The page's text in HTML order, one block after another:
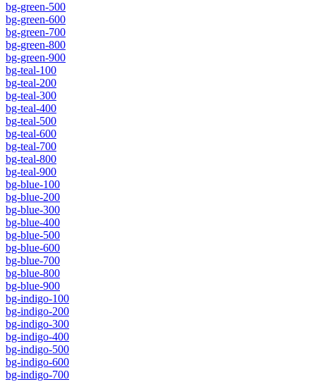
bg-green-500
bg-green-600
bg-green-700
bg-green-800
bg-green-900
bg-teal-100
bg-teal-200
bg-teal-300
bg-teal-400
bg-teal-500
bg-teal-600
bg-teal-700
bg-teal-800
bg-teal-900
bg-blue-100
bg-blue-200
bg-blue-300
bg-blue-400
bg-blue-500
bg-blue-600
bg-blue-700
bg-blue-800
bg-blue-900
bg-indigo-100
bg-indigo-200
bg-indigo-300
bg-indigo-400
bg-indigo-500
bg-indigo-600
bg-indigo-700